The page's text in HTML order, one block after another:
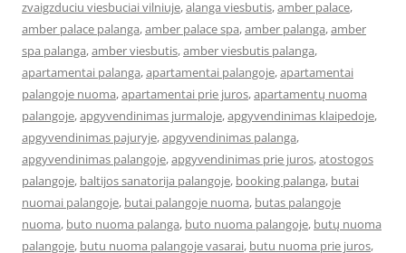
zvaigzduciu viesbuciai vilniuje,alanga viesbutis,amber palace,
amber palace palanga,amber palace spa,amber palanga,amber
spa palanga,amber viesbutis,amber viesbutis palanga,
apartamentai palanga,apartamentai palangoje,apartamentai
palangoje nuoma,apartamentai prie juros,apartamentų nuoma
palangoje,apgyvendinimas jurmaloje,apgyvendinimas klaipedoje,
apgyvendinimas pajuryje,apgyvendinimas palanga,
apgyvendinimas palangoje,apgyvendinimas prie juros,atostogos
palangoje, baltijos sanatorija palangoje, booking palanga, butai
nuomai palangoje, butai palangoje nuoma, butas palangoje
nuoma, buto nuoma palanga, buto nuoma palangoje, butų nuoma
palangoje, butu nuoma palangoje vasarai, butu nuoma prie juros,